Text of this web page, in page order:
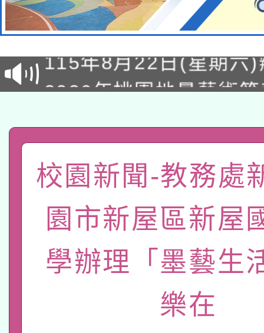
轉知經濟部水利署委託
業技術研究院辦理「
用水績優單位及節水達
動」
115年8月22日(星期六
桃園市孔廟祈福系列
2026年桃園地景藝術
關事宜
轉知教育部國民及學前
國立臺灣師範大學辦理
年度健康促進學校輔導
函轉國家教育研究院中
原住民族教育政策研討
族教育國際趨勢與發展
轉知教育部國民及學前
新北市政府教育局辦理
師專業成長研習實施計
方素養工作坊新北場」
函轉國立臺灣師範大學
族語言臺北學習中心
「族語學習班」招生簡
轉知有關國立成功大學
文教學共融平台-教案
教育部國民及學前教
年度COVID-19疫苗接
轉知經濟部水利署委託
校園新聞-教務處
園市新屋區新屋
學辦理「墨藝生
樂在